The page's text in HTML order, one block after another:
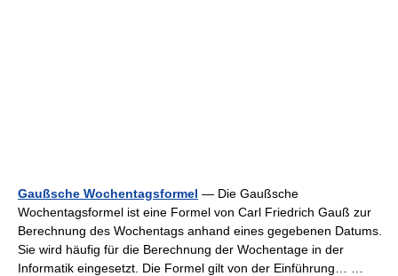
Gaußsche Wochentagsformel — Die Gaußsche
Wochentagsformel ist eine Formel von Carl Friedrich Gauß zur
Berechnung des Wochentags anhand eines gegebenen Datums.
Sie wird häufig für die Berechnung der Wochentage in der
Informatik eingesetzt. Die Formel gilt von der Einführung… …